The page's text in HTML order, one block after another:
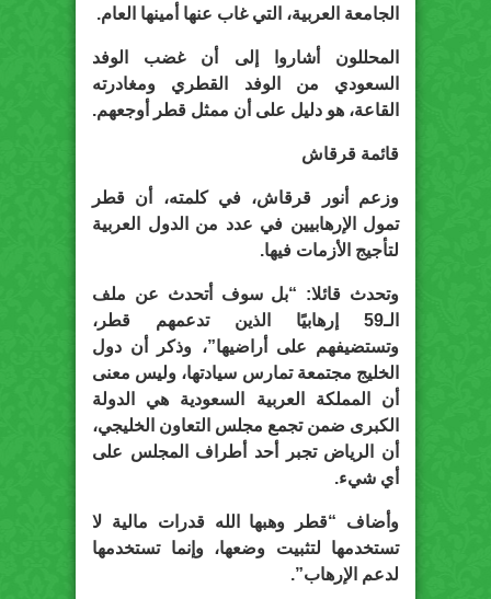
الجامعة العربية، التي غاب عنها أمينها العام.
المحللون أشاروا إلى أن غضب الوفد
السعودي من الوفد القطري ومغادرته
القاعة، هو دليل على أن ممثل قطر أوجعهم.
قائمة قرقاش
وزعم أنور قرقاش، في كلمته، أن قطر
تمول الإرهابيين في عدد من الدول العربية
لتأجيج الأزمات فيها.
وتحدث قائلا: “بل سوف أتحدث عن ملف
الـ59 إرهابيًا الذين تدعمهم قطر،
وتستضيفهم على أراضيها”، وذكر أن دول
الخليج مجتمعة تمارس سيادتها، وليس معنى
أن المملكة العربية السعودية هي الدولة
الكبرى ضمن تجمع مجلس التعاون الخليجي،
أن الرياض تجبر أحد أطراف المجلس على
أي شيء.
وأضاف “قطر وهبها الله قدرات مالية لا
تستخدمها لتثبيت وضعها، وإنما تستخدمها
لدعم الإرهاب”.